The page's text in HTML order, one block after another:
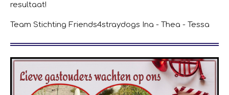
resultaat!
Team Stichting Friends4straydogs Ina - Thea - Tessa